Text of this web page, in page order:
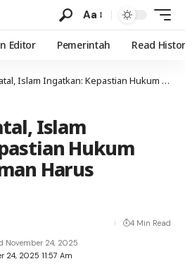
Aa
Editor Pemerintah Read
Ingatkan: Kepastian Hukum Wajib, Kezaliman Harus Dihindari
Islam
Hukum
Harus
24, 2025 11:57 Am
November 24, 2025
4 Min Read